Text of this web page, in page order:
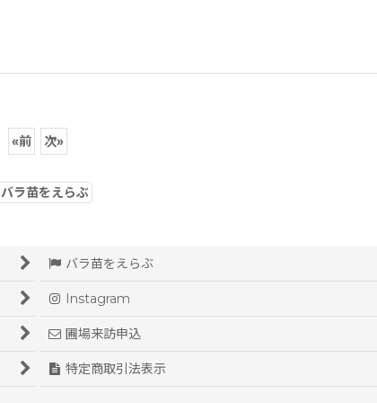
«前 次»
バラ苗をえらぶ
バラ苗をえらぶ
Instagram
圃場来訪申込
特定商取引法表示